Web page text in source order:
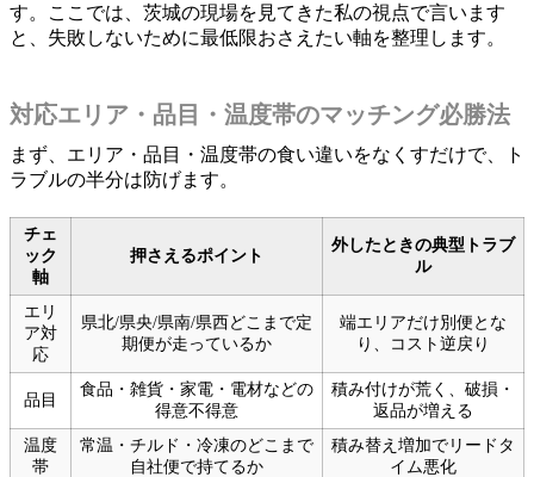
す。ここでは、茨城の現場を見てきた私の視点で言います
と、失敗しないために最低限おさえたい軸を整理します。
対応エリア・品目・温度帯のマッチング必勝法
まず、エリア・品目・温度帯の食い違いをなくすだけで、ト
ラブルの半分は防げます。
チェ
ック
軸
押さえるポイント
外したときの典型トラブ
ル
エリ
ア対
応
県北/県央/県南/県西どこまで定
期便が走っているか
端エリアだけ別便とな
り、コスト逆戻り
品目
食品・雑貨・家電・電材などの
得意不得意
積み付けが荒く、破損・
返品が増える
温度
帯
常温・チルド・冷凍のどこまで
自社便で持てるか
積み替え増加でリードタ
イム悪化